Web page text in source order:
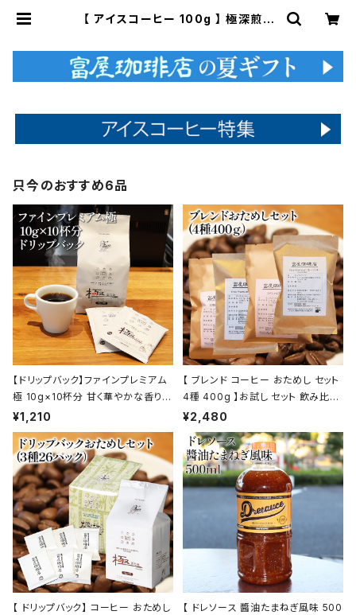
【 アイスコーヒー 100g 】 極深煎り
販 | 富屋珈琲店
只今のおすすめ6品
【ドリップバック】ファインプレミアム
極 10g×10杯分 甘く華やかな香りと
コク トミヤコーヒー 通販 ホテル 旅
館
¥1,210
【 ブレンド コーヒー おためし セット
4種 400g 】お試し セット 飲み比べ
コーヒー トミヤコーヒー 通販
¥2,480
【 ドリップバック】 コーヒー おためし
【 ドレソース 醬油たまねぎ風味 500